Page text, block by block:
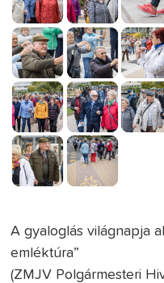
A gyaloglás világnapja
emléktúra”
(ZMJV Polgármesteri